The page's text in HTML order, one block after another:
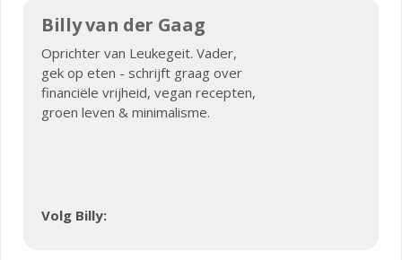
Billy van der Gaag
Oprichter van Leukegeit. Vader,
gek op eten - schrijft graag over
financiële vrijheid, vegan recepten,
groen leven & minimalisme.
Volg Billy: